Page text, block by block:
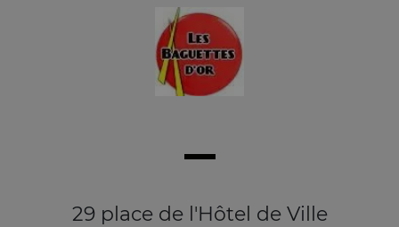
29 place de l'Hôtel de Ville